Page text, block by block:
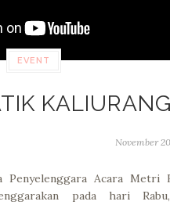
EVENT
November
Penyelenggara Acara Metri
pada hari